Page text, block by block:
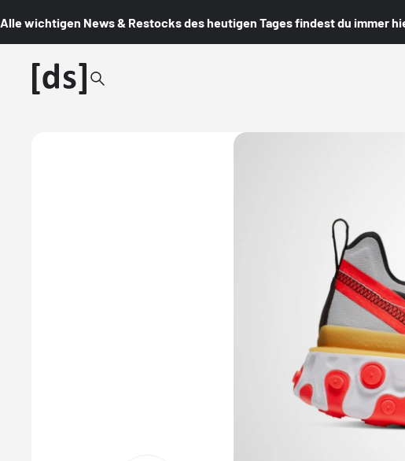
Alle wichtigen News & Restocks des heutigen Tages findest du immer